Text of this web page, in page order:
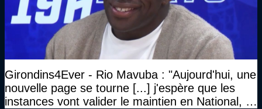
Girondins4Ever - Rio Mavuba : "Aujourd'hui, une
nouvelle page se tourne [...] j'espère que les
instances vont valider le maintien en National, et